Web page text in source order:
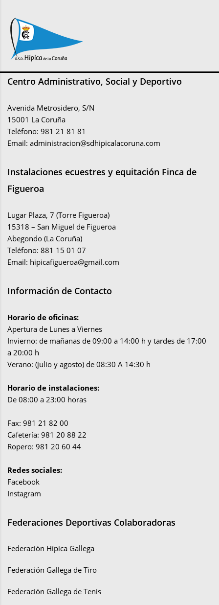
Centro Administrativo, Social y Deportivo
Avenida Metrosidero, S/N
15001 La Coruña
Teléfono: 981 21 81 81
Email: administracion@sdhipicalacoruna.com
Instalaciones ecuestres y equitación Finca de
Figueroa
Lugar Plaza, 7 (Torre Figueroa)
15318 – San Miguel de Figueroa
Abegondo (La Coruña)
Teléfono: 881 15 01 07
Email: hipicafigueroa@gmail.com
Información de Contacto
Horario de oficinas:
Apertura de Lunes a Viernes
Invierno: de mañanas de 09:00 a 14:00 h y tardes de 17:00
a 20:00 h
Verano: (julio y agosto) de 08:30 A 14:30 h
Horario de instalaciones:
De 08:00 a 23:00 horas
Fax: 981 21 82 00
Cafetería: 981 20 88 22
Ropero: 981 20 60 44
Redes sociales:
Facebook
Instagram
Federaciones Deportivas Colaboradoras
Federación Hípica Gallega
Federación Gallega de Tiro
Federación Gallega de Tenis